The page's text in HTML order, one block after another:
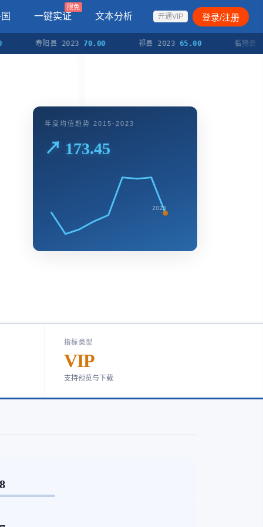
一键实证
限免
文本分析 开通VIP 登录/注册
寿阳县 2023 70.00 祁县 2023 65.00 临猗县 2023
年度均值趋势 2015-2023
↗ 173.45
2023
指标类型
VIP
支持预览与下载